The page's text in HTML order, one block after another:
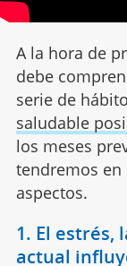
A la hora de
debe
serie de
saludable
los meses
tendremos en
aspectos.
1. El estrés,
actual